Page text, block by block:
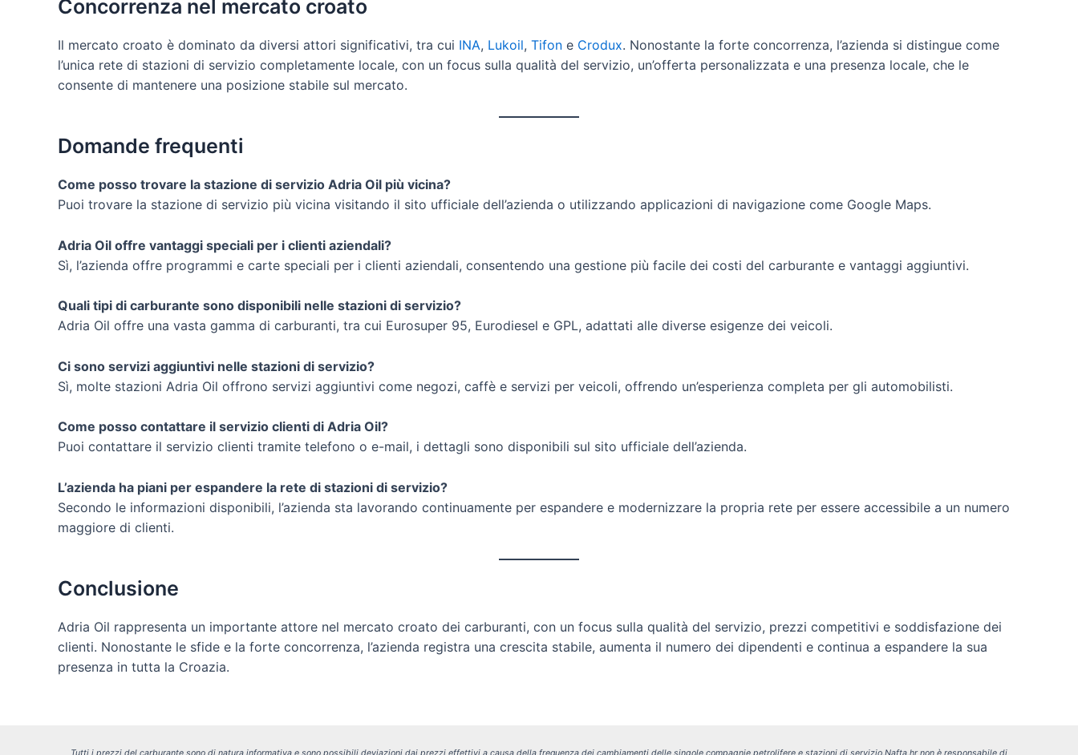
Concorrenza nel mercato croato
Il mercato croato è dominato da diversi attori significativi, tra cui INA, Lukoil, Tifon e Crodux. Nonostante la forte concorrenza, l’azienda si distingue come
l’unica rete di stazioni di servizio completamente locale, con un focus sulla qualità del servizio, un’offerta personalizzata e una presenza locale, che le
consente di mantenere una posizione stabile sul mercato.
Domande frequenti
Come posso trovare la stazione di servizio Adria Oil più vicina?
Puoi trovare la stazione di servizio più vicina visitando il sito ufficiale dell’azienda o utilizzando applicazioni di navigazione come Google Maps.
Adria Oil offre vantaggi speciali per i clienti aziendali?
Sì, l’azienda offre programmi e carte speciali per i clienti aziendali, consentendo una gestione più facile dei costi del carburante e vantaggi aggiuntivi.
Quali tipi di carburante sono disponibili nelle stazioni di servizio?
Adria Oil offre una vasta gamma di carburanti, tra cui Eurosuper 95, Eurodiesel e GPL, adattati alle diverse esigenze dei veicoli.
Ci sono servizi aggiuntivi nelle stazioni di servizio?
Sì, molte stazioni Adria Oil offrono servizi aggiuntivi come negozi, caffè e servizi per veicoli, offrendo un’esperienza completa per gli automobilisti.
Come posso contattare il servizio clienti di Adria Oil?
Puoi contattare il servizio clienti tramite telefono o e-mail, i dettagli sono disponibili sul sito ufficiale dell’azienda.
L’azienda ha piani per espandere la rete di stazioni di servizio?
Secondo le informazioni disponibili, l’azienda sta lavorando continuamente per espandere e modernizzare la propria rete per essere accessibile a un numero
maggiore di clienti.
Conclusione
Adria Oil rappresenta un importante attore nel mercato croato dei carburanti, con un focus sulla qualità del servizio, prezzi competitivi e soddisfazione dei
clienti. Nonostante le sfide e la forte concorrenza, l’azienda registra una crescita stabile, aumenta il numero dei dipendenti e continua a espandere la sua
presenza in tutta la Croazia.